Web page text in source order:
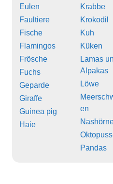
Eulen
Faultiere
Fische
Flamingos
Frösche
Fuchs
Geparde
Giraffe
Guinea pig
Haie
Krabbe
Krokodil
Kuh
Küken
Lamas
Alpakas
Löwe
en
Pandas